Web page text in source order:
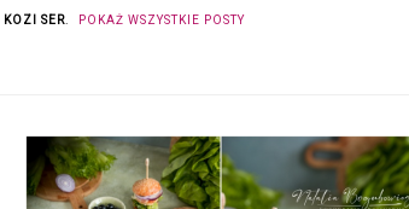
KOZI SER. POKAŻ WSZYSTKIE POSTY